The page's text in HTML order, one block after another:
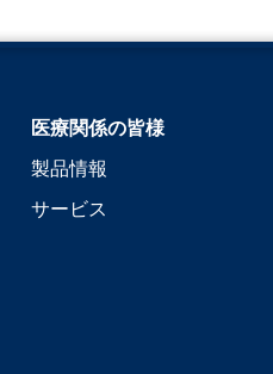
医療関係の皆様
製品情報
サービス